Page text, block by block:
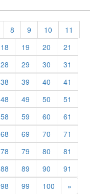
8 9 10
11
18 19 20
21
28 29 30
31
38 39 40
41
48 49 50
51
58 59 60
61
68 69 70
71
78 79 80
81
88 89 90
91
98 99 100 »